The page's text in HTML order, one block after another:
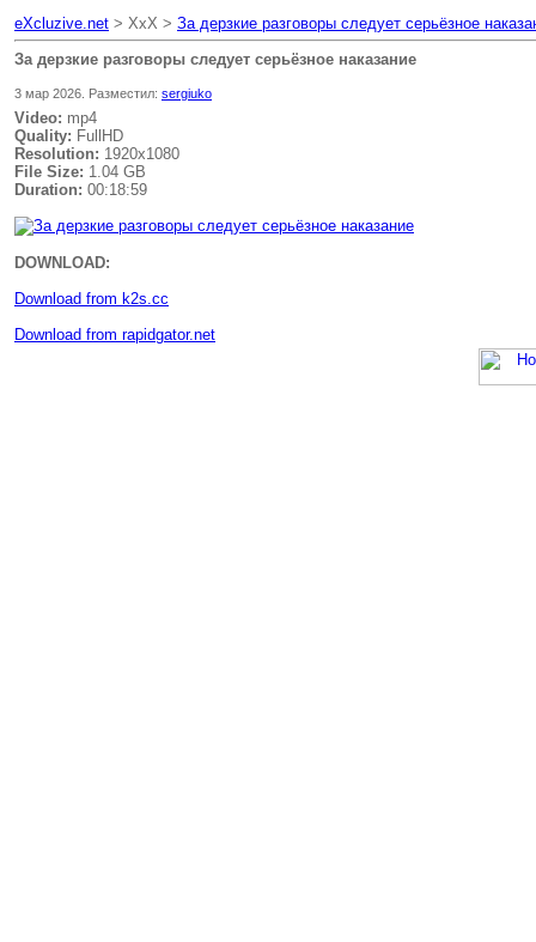
eXcluzive.net > XxX > За дерзкие разговоры следует серьёзное
За дерзкие разговоры следует серьёзное наказание
3 мар 2026. Разместил: sergiuko
Video: mp4
Quality: FullHD
Resolution: 1920x1080
File Size: 1.04 GB
Duration: 00:18:59
DOWNLOAD:
Download from k2s.cc
Download from rapidgator.net